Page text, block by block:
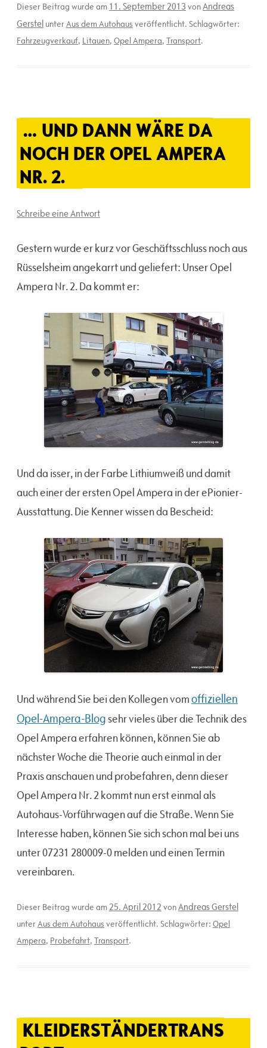
Dieser Beitrag wurde am 11. September 2013 vonAndreas
Gerstel unterAus dem Autohaus veröffentlicht. Schlagwörter:
Fahrzeugverkauf, Litauen, Opel Ampera, Transport.
… UND DANN WÄRE DA
NOCH DER OPEL AMPERA
NR. 2.
Schreibe eine Antwort
Gestern wurde er kurz vor Geschäftsschluss noch aus
Rüsselsheim angekarrt und geliefert: Unser Opel
Ampera Nr. 2. Da kommt er:
Und da isser, in der Farbe Lithiumweiß und damit
auch einer der ersten Opel Ampera in der ePionier-
Ausstattung. Die Kenner wissen da Bescheid:
Und während Sie bei den Kollegen vomoffiziellen
Opel-Ampera-Blogsehr vieles über die Technik des
Opel Ampera erfahren können, können Sie ab
nächster Woche die Theorie auch einmal in der
Praxis anschauen und probefahren, denn dieser
Opel Ampera Nr. 2 kommt nun erst einmal als
Autohaus-Vorführwagen auf die Straße. Wenn Sie
Interesse haben, können Sie sich schon mal bei uns
unter 07231 280009-0 melden und einen Termin
vereinbaren.
Dieser Beitrag wurde am25. April 2012 vonAndreas Gerstel
unterAus dem Autohaus veröffentlicht. Schlagwörter: Opel
Ampera, Probefahrt, Transport.
KLEIDERSTÄNDERTRANS